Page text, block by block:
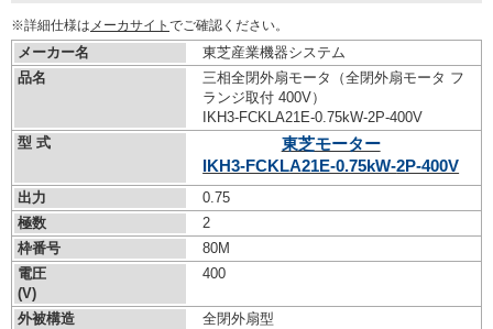
※詳細仕様は メーカサイト でご確認ください。
メーカー名
東芝産業機器システム
品名
三相全閉外扇モータ（全閉外扇モータ フ
ランジ取付 400V）
IKH3-FCKLA21E-0.75kW-2P-400V
型 式
東芝モーター
IKH3-FCKLA21E-0.75kW-2P-400V
出力
0.75
極数
2
枠番号
80M
電圧
(V)
400
外被構造
全閉外扇型